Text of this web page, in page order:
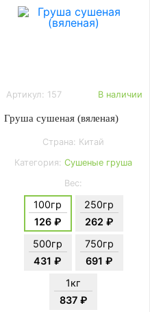
Артикул: 157 В наличии
Груша сушеная (вяленая)
Страна: Китай
Категория: Сушеные груша
Вес:
100гр
126 ₽
250гр
262 ₽
500гр
431 ₽
750гр
691 ₽
1кг
837 ₽